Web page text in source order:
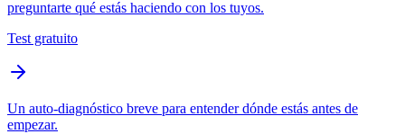
preguntarte qué estás haciendo con los tuyos.
Test gratuito
Un auto-diagnóstico breve para entender dónde estás antes de
empezar.